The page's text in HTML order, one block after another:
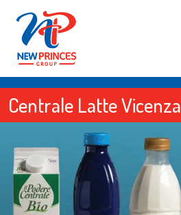
Centrale Latte Vicenza